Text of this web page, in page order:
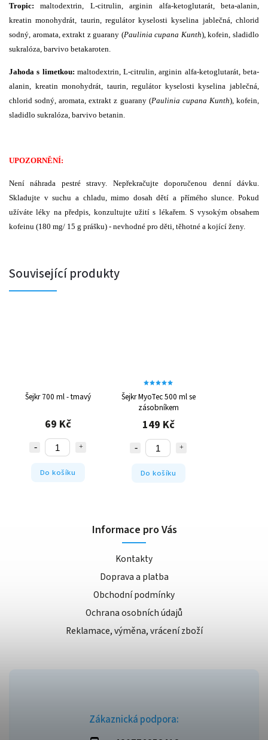
Tropic:maltodextrin, L-citrulin, arginin alfa-ketoglutarát, beta-alanin,
kreatin monohydrát, taurin, regulátor kyselosti kyselina jablečná, chlorid
sodný, aromata, extrakt z guarany (Paulinia cupana Kunth), kofein, sladidlo
sukralóza, barvivo betakaroten.
Jahoda s limetkou: maltodextrin, L-citrulin, arginin alfa-ketoglutarát, beta-
alanin, kreatin monohydrát, taurin, regulátor kyselosti kyselina jablečná,
chlorid sodný, aromata, extrakt z guarany (Paulinia cupana Kunth), kofein,
sladidlo sukralóza, barvivo betanin.
UPOZORNĚNÍ:
Není náhrada pestré stravy. Nepřekračujte doporučenou denní dávku.
Skladujte v suchu a chladu, mimo dosah dětí a přímého slunce. Pokud
užíváte léky na předpis, konzultujte užití s lékařem. S vysokým obsahem
kofeinu (180 mg/ 15 g prášku) - nevhodné pro děti, těhotné a kojící ženy.
Související produkty
Šejkr 700 ml - tmavý
69 Kč
Do košíku
Šejkr MyoTec 500 ml se
zásobníkem
149 Kč
Do košíku
Zákaznická podpora:
Informace pro Vás
Kontakty
Doprava a platba
Obchodní podmínky
Ochrana osobních údajů
Reklamace, výměna, vrácení zboží